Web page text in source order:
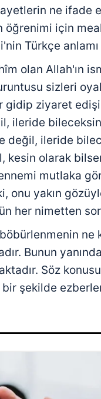
ne ifade
öğrenimi için
Türkçe
olan Allah'ın
sizleri
gidip ziyaret
ileride
değil, ileride
kesin olarak
mutlaka
onu yakın
her nimetten
ne
Bunun
Söz
şekilde